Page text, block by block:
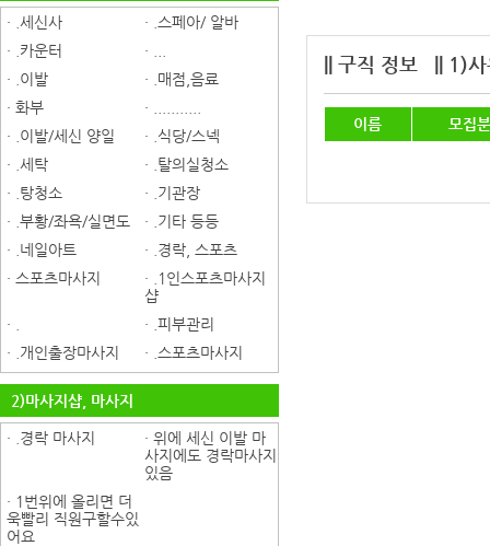
· .세신사
· .스페아/ 알바
· .카운터
· ...
· .이발
· .매점,음료
· 화부
· ...........
· .이발/세신 양일
· .식당/스넥
· .세탁
· .탈의실청소
· .탕청소
· .기관장
· .부황/좌욕/실면도
· .기타 등등
· .네일아트
· .경락, 스포츠
· 스포츠마사지
· .1인스포츠마사지
샵
· .
· .피부관리
· .개인출장마사지
· .스포츠마사지
2)마사지샵, 마사지
· .경락 마사지
· 위에 세신 이발 마
사지에도 경락마사지
있음
· 1번위에 올리면 더
욱빨리 직원구할수있
어요
|| 구직 정보 || 1)
이름 모집